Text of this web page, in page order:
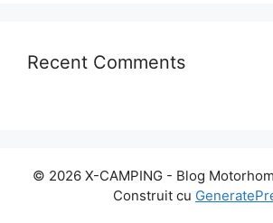
Recent Comments
© 2026 X-CAMPING - Blog
Construit cu